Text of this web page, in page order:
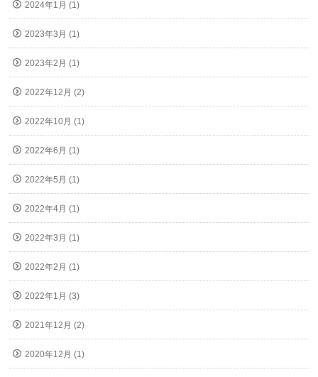
2024年1月 (1)
2023年3月 (1)
2023年2月 (1)
2022年12月 (2)
2022年10月 (1)
2022年6月 (1)
2022年5月 (1)
2022年4月 (1)
2022年3月 (1)
2022年2月 (1)
2022年1月 (3)
2021年12月 (2)
2020年12月 (1)